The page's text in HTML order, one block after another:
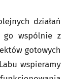
działań
go wspólnie z
gotowych
wspieramy